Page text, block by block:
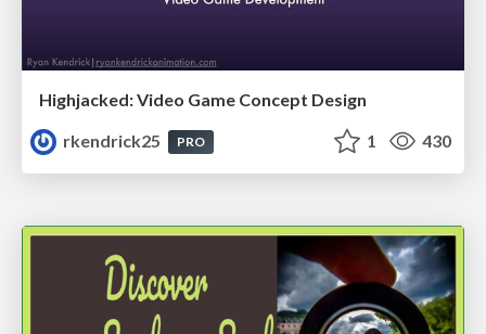
Highjacked: Video Game Concept Design
rkendrick25
PRO 1 430